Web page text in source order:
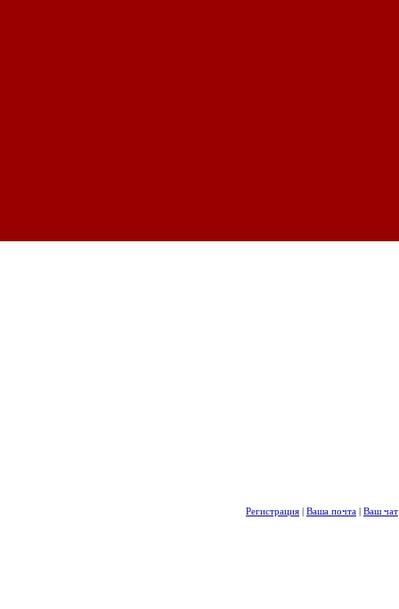
Регистрация | Ваша почта | Ваш чат